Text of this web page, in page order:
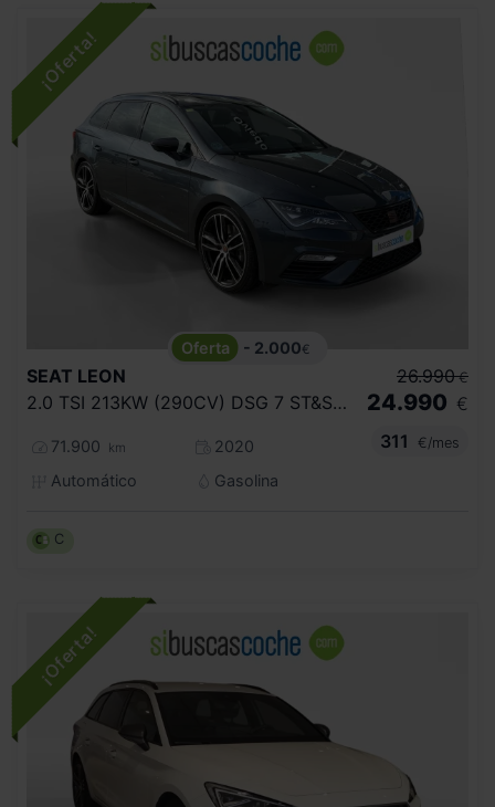
- 2.000€
SEAT LEON
2.0 TSI 213KW (290CV) DSG 7 ST&SP CUPRA
71.900 km
2020
Automático
Gasolina
26.990 €
24.990 €
311
€/mes
C